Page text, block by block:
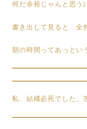
何だ余裕じゃんと思う
書き出して見ると…全
朝の時間ってあっと
私、結構必死でした。